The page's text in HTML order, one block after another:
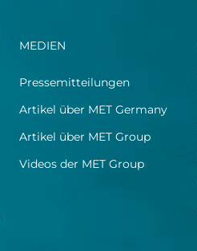
MEDIEN
Pressemitteilungen
Artikel über MET Germany
Artikel über MET Group
Videos der MET Group